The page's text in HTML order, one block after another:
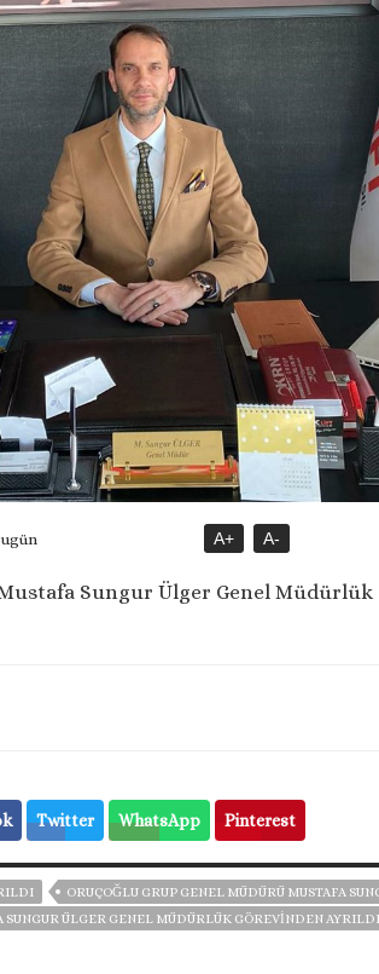
A+ A-
Sungur Ülger Genel Müdürlük
Twitter WhatsApp Pinterest
ORUÇOĞLU GRUP GENEL MÜDÜRÜ MUSTAFA
SUNGUR ÜLGER GENEL MÜDÜRLÜK GÖREVINDEN AYRILDI